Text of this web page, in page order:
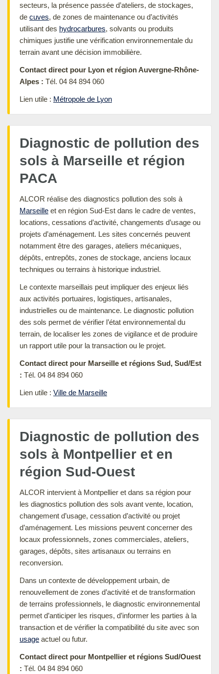
secteurs, la présence passée d’ateliers, de stockages,
de cuves, de zones de maintenance ou d’activités
utilisant des hydrocarbures, solvants ou produits
chimiques justifie une vérification environnementale du
terrain avant une décision immobilière.
Contact direct pour Lyon et région Auvergne-Rhône-
Alpes : Tél. 04 84 894 060
Lien utile : Métropole de Lyon
Diagnostic de pollution des
sols à Marseille et région
PACA
ALCOR réalise des diagnostics pollution des sols à
Marseille et en région Sud-Est dans le cadre de ventes,
locations, cessations d’activité, changements d’usage ou
projets d’aménagement. Les sites concernés peuvent
notamment être des garages, ateliers mécaniques,
dépôts, entrepôts, zones de stockage, anciens locaux
techniques ou terrains à historique industriel.
Le contexte marseillais peut impliquer des enjeux liés
aux activités portuaires, logistiques, artisanales,
industrielles ou de maintenance. Le diagnostic pollution
des sols permet de vérifier l’état environnemental du
terrain, de localiser les zones de vigilance et de produire
un rapport utile pour la transaction ou le projet.
Contact direct pour Marseille et régions Sud, Sud/Est
: Tél. 04 84 894 060
Lien utile : Ville de Marseille
Diagnostic de pollution des
sols à Montpellier et en
région Sud-Ouest
ALCOR intervient à Montpellier et dans sa région pour
les diagnostics pollution des sols avant vente, location,
changement d’usage, cessation d’activité ou projet
d’aménagement. Les missions peuvent concerner des
locaux professionnels, zones commerciales, ateliers,
garages, dépôts, sites artisanaux ou terrains en
reconversion.
Dans un contexte de développement urbain, de
renouvellement de zones d’activité et de transformation
de terrains professionnels, le diagnostic environnemental
permet d’anticiper les risques, d’informer les parties à la
transaction et de vérifier la compatibilité du site avec son
usage actuel ou futur.
Contact direct pour Montpellier et régions Sud/Ouest
: Tél. 04 84 894 060